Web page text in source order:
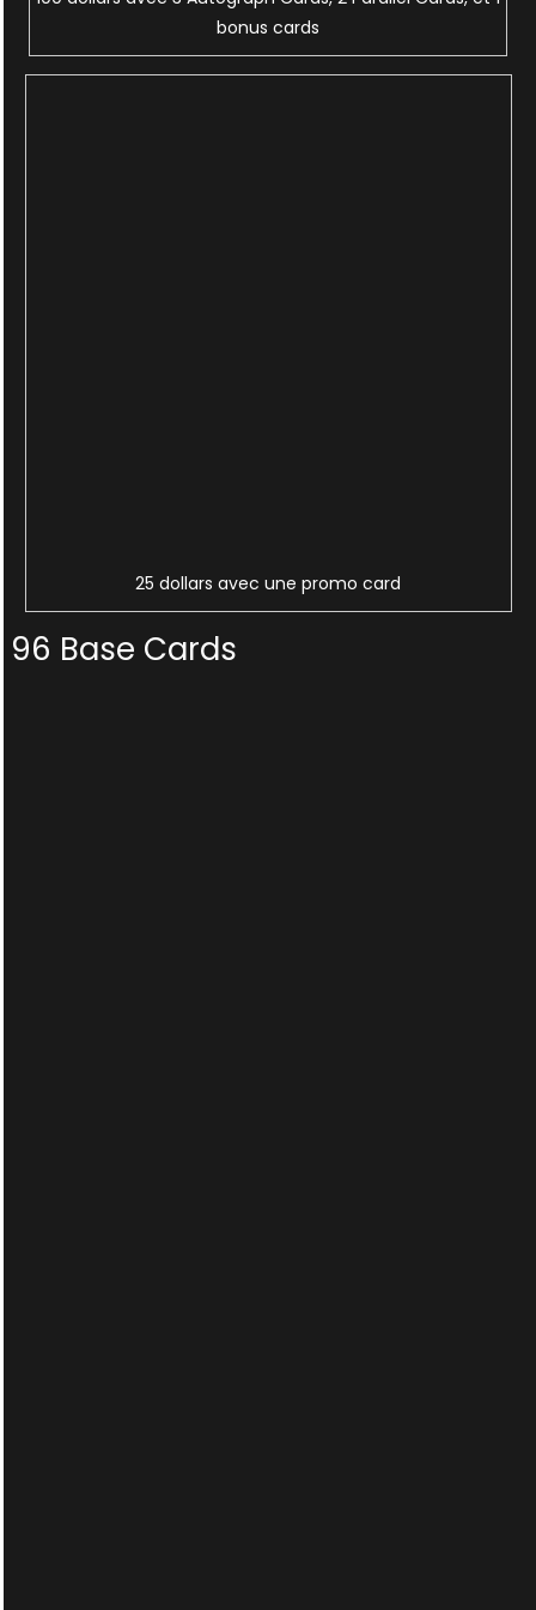
bonus cards
25 dollars avec une promo card
96 Base Cards